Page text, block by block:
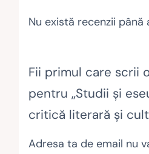
Nu există recenzii până
Fii primul care scrii
pentru „Studii și
critică literară și
Adresa ta de email nu